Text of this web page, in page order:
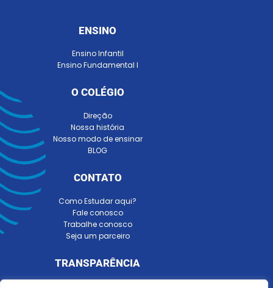
ENSINO
Ensino Infantil
Ensino Fundamental I
O COLÉGIO
Direção
Nossa história
Nosso modo de ensinar
BLOG
CONTATO
Como Estudar aqui?
Fale conosco
Trabalhe conosco
Seja um parceiro
TRANSPARÊNCIA